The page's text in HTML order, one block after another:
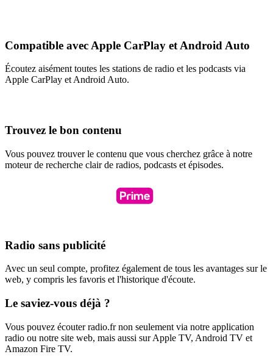
Compatible avec Apple CarPlay et Android Auto
Écoutez aisément toutes les stations de radio et les podcasts via
Apple CarPlay et Android Auto.
Trouvez le bon contenu
Vous pouvez trouver le contenu que vous cherchez grâce à notre
moteur de recherche clair de radios, podcasts et épisodes.
Radio sans publicité
Avec un seul compte, profitez également de tous les avantages sur le
web, y compris les favoris et l'historique d'écoute.
Le saviez-vous déjà ?
Vous pouvez écouter radio.fr non seulement via notre application
radio ou notre site web, mais aussi sur Apple TV, Android TV et
Amazon Fire TV.